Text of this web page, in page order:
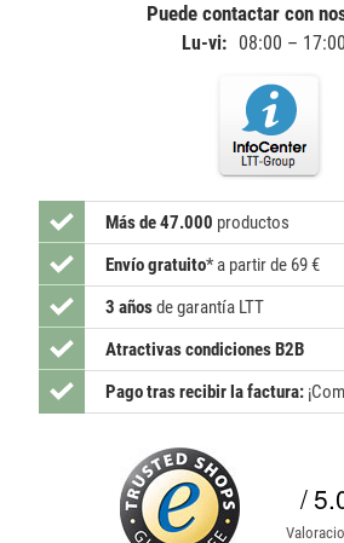
Puede contactar con
Lu-vi: 08:00 –
Más de 47.000 productos
Envío gratuito* a partir de 69 €
3 añosde garantía LTT
Atractivas condiciones B2B
Pago tras recibir la factura:
/